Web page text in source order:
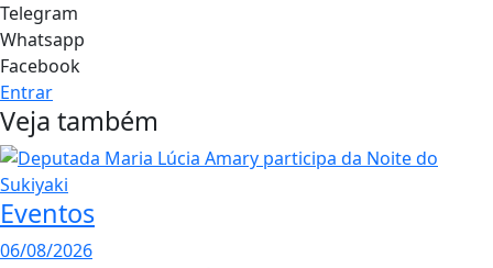
Telegram
Whatsapp
Facebook
Entrar
Veja também
Eventos
06/08/2026